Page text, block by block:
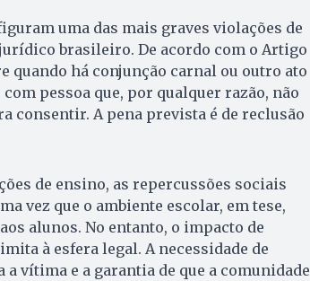
uma das mais graves violações de
brasileiro. De acordo com o Artigo
quando há conjunção carnal ou outro ato
pessoa que, por qualquer razão, não
consentir. A pena prevista é de reclusão
de ensino, as repercussões sociais
vez que o ambiente escolar, em tese,
alunos. No entanto, o impacto de
à esfera legal. A necessidade de
vítima e a garantia de que a comunidade